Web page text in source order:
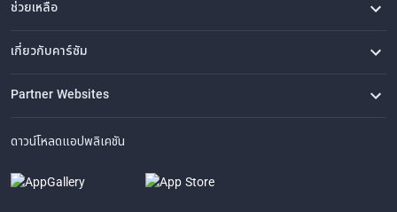
ช่วยเหลือ
คำถามที่พบบ่อย
ติดต่อเรา
ที่ตั้งของเรา
เกี่ยวกับคาร์ซัม
เรื่องราวของเรา
ซื้อรถจาก CARSOME
บทความ
การแจ้งเบาะแส
ร่วมงานกับเรา
Partner Websites
AutoFun
One2Car
AutoSpinn
CarTimes
ดาวน์โหลดแอปพลิเคชัน